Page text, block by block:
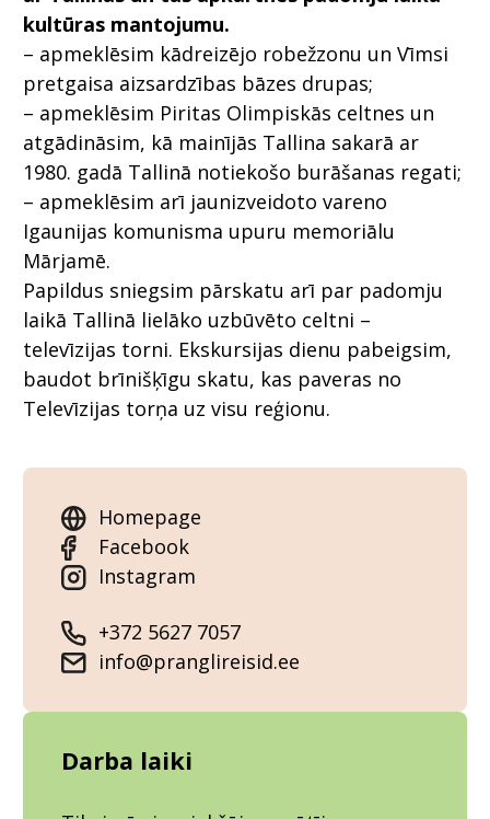
kultūras mantojumu.
– apmeklēsim kādreizējo robežzonu un Vīmsi
pretgaisa aizsardzības bāzes drupas;
– apmeklēsim Piritas Olimpiskās celtnes un
atgādināsim, kā mainījās Tallina sakarā ar
1980. gadā Tallinā notiekošo burāšanas regati;
– apmeklēsim arī jaunizveidoto vareno
Igaunijas komunisma upuru memoriālu
Mārjamē.
Papildus sniegsim pārskatu arī par padomju
laikā Tallinā lielāko uzbūvēto celtni –
televīzijas torni. Ekskursijas dienu pabeigsim,
baudot brīnišķīgu skatu, kas paveras no
Televīzijas torņa uz visu reģionu.
Homepage
Facebook
Instagram
+372 5627 7057
info@pranglireisid.ee
Darba laiki